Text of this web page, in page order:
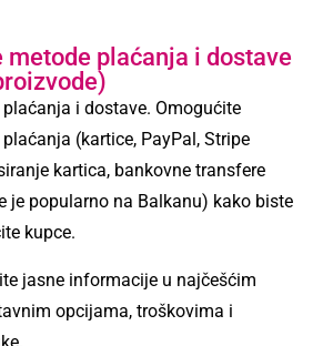
metode plaćanja i dostave
i dostave. Omogućite
(kartice, PayPal, Stripe
kartica, bankovne transfere
je popularno na Balkanu) kako biste
kupce.
jasne informacije u najčešćim
opcijama, troškovima i